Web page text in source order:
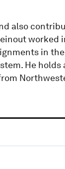
also
worked
in
He